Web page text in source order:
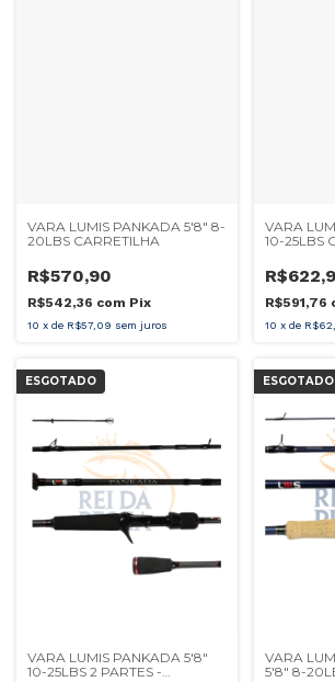
VARA LUMIS PANKADA 5'8" 8-
20LBS CARRETILHA
R$570,90
R$542,36 com Pix
10 x de R$57,09 sem juros
VARA
10-25LBS
R$591,76
10 x de
ESGOTADO
VARA LUMIS PANKADA 5'8"
10-25LBS 2 PARTES -
ESGOTADO
VARA
5'8" 8-